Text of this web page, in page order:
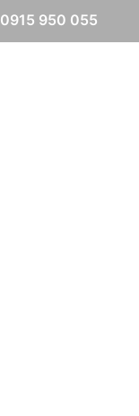
0915 950 055